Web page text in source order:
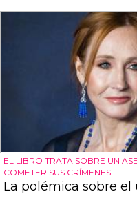
EL LIBRO TRATA SOBRE UN
COMETER SUS CRÍMENES
La polémica sobre